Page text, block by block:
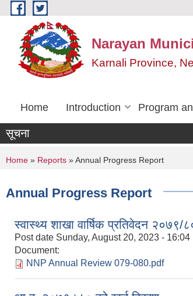
Skip to main content
Narayan
Karnali Province,
Home Introduction Program
सूचना
You are here
Home » Reports » Annual Progress Report
Annual Progress Report
स्वास्थ्य शाखा वार्षिक प्रतिवेदन २०७९/
Post date Sunday, August 20, 2023 - 16:04
Document:
NNP Annual Review 079-080.pdf